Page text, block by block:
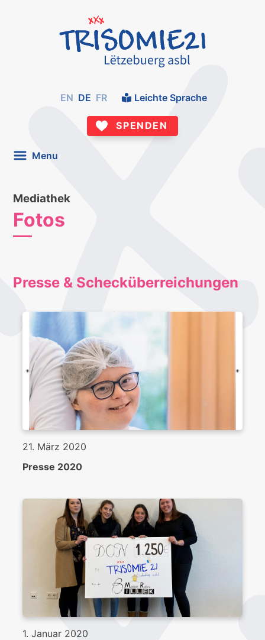
EN DE FR Leichte Sprache
SPENDEN
Menu
Mediathek
Fotos
Presse & Schecküberreichungen
21. März 2020
Presse 2020
1. Januar 2020